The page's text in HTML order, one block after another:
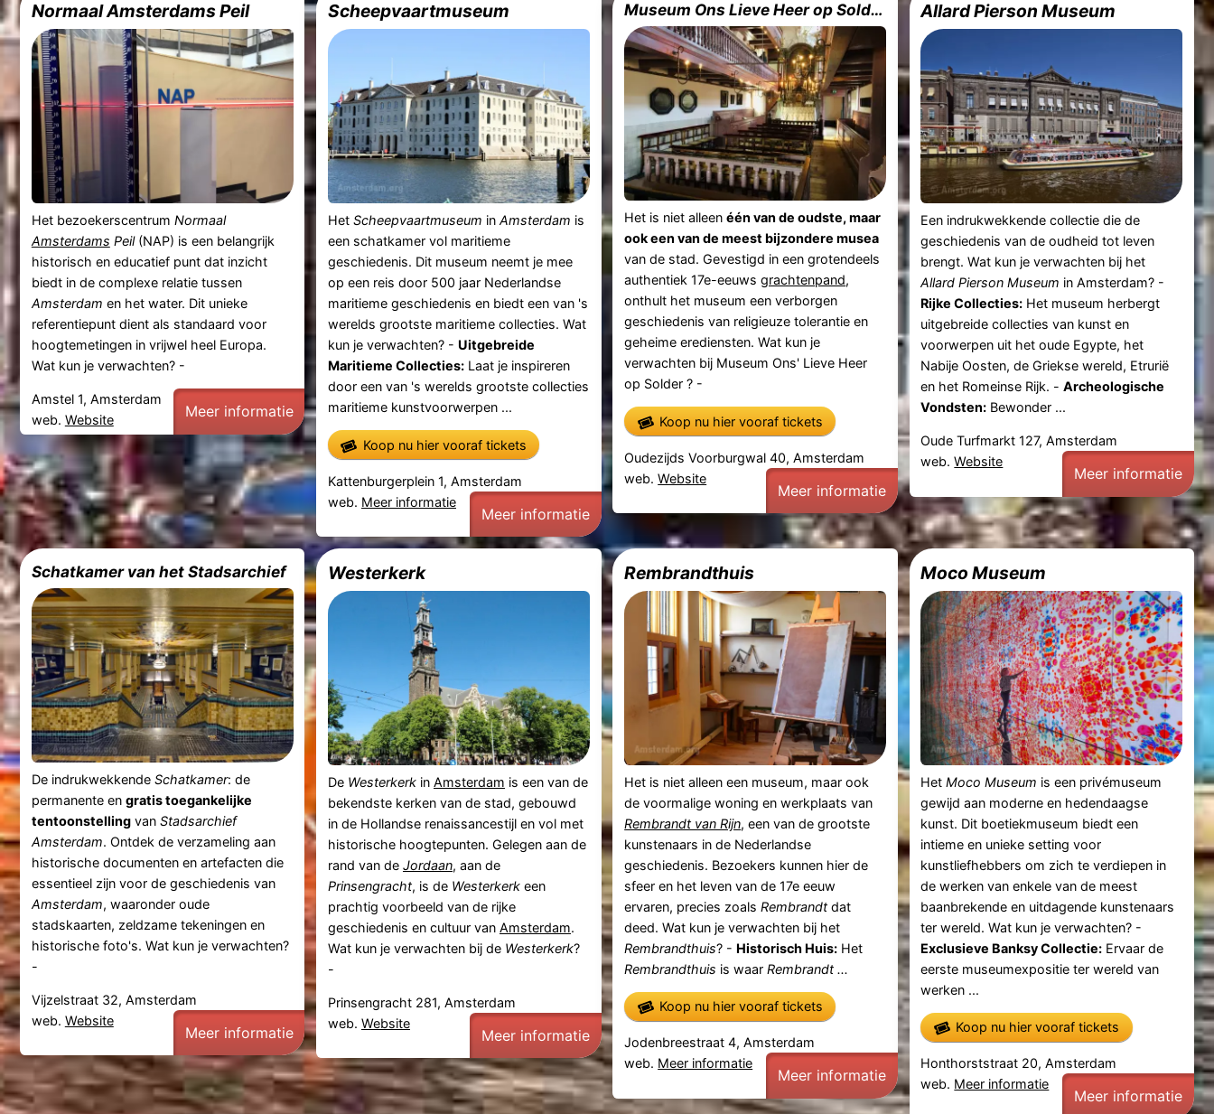
Normaal Amsterdams Peil
Het bezoekerscentrum Normaal
Amsterdams Peil(NAP) is een belangrijk
historisch en educatief punt dat inzicht
biedt in de complexe relatie tussen
Amsterdam en het water. Dit unieke
referentiepunt dient als standaard voor
hoogtemetingen in vrijwel heel Europa.
Wat kun je verwachten? -
Amstel 1, Amsterdam
web. Website Meer informatie
Scheepvaartmuseum
Het Scheepvaartmuseum in Amsterdam is
een schatkamer vol maritieme
geschiedenis. Dit museum neemt je mee
op een reis door 500 jaar Nederlandse
maritieme geschiedenis en biedt een van 's
werelds grootste maritieme collecties. Wat
kun je verwachten? - Uitgebreide
Maritieme Collecties:Laat je inspireren
door een van 's werelds grootste collecties
maritieme kunstvoorwerpen ...
Koop nu hier vooraf tickets
Kattenburgerplein 1, Amsterdam
web. Meer informatie
Meer informatie
Museum Ons Lieve Heer op Solder
Het is niet alleenéén van de oudste, maar
ook een van de meest bijzondere musea
van de stad. Gevestigd in een grotendeels
authentiek 17e-eeuwsgrachtenpand,
onthult het museum een verborgen
geschiedenis van religieuze tolerantie en
geheime erediensten. Wat kun je
verwachten bij Museum Ons' Lieve Heer
op Solder ? -
Koop nu hier vooraf tickets
Oudezijds Voorburgwal 40, Amsterdam
web.Website
Meer informatie
Allard Pierson Museum
Een indrukwekkende collectie die de
geschiedenis van de oudheid tot leven
brengt. Wat kun je verwachten bij het
Allard Pierson Museum in Amsterdam? -
Rijke Collecties: Het museum herbergt
uitgebreide collecties van kunst en
voorwerpen uit het oude Egypte, het
Nabije Oosten, de Griekse wereld, Etrurië
en het Romeinse Rijk. -Archeologische
Vondsten: Bewonder ...
Oude Turfmarkt 127, Amsterdam
web.Website
Meer informatie
Schatkamer van het Stadsarchief
De indrukwekkende Schatkamer: de
permanente en gratis toegankelijke
tentoonstellingvan Stadsarchief
Amsterdam. Ontdek de verzameling aan
historische documenten en artefacten die
essentieel zijn voor de geschiedenis van
Amsterdam, waaronder oude
stadskaarten, zeldzame tekeningen en
historische foto's. Wat kun je verwachten?
-
Vijzelstraat 32, Amsterdam
web. Website
Meer informatie
Westerkerk
De Westerkerkin Amsterdam is een van de
bekendste kerken van de stad, gebouwd
in de Hollandse renaissancestijl en vol met
historische hoogtepunten. Gelegen aan de
rand van de Jordaan, aan de
Prinsengracht, is de Westerkerkeen
prachtig voorbeeld van de rijke
geschiedenis en cultuur van Amsterdam.
Wat kun je verwachten bij de Westerkerk?
-
Prinsengracht 281, Amsterdam
web. Website
Meer informatie
Rembrandthuis
Het is niet alleen een museum, maar ook
de voormalige woning en werkplaats van
Rembrandt van Rijn, een van de grootste
kunstenaars in de Nederlandse
geschiedenis. Bezoekers kunnen hier de
sfeer en het leven van de 17e eeuw
ervaren, precies zoalsRembrandt dat
deed. Wat kun je verwachten bij het
Rembrandthuis? - Historisch Huis: Het
Rembrandthuis is waarRembrandt ...
Koop nu hier vooraf tickets
Jodenbreestraat 4, Amsterdam
web. Meer informatie
Meer informatie
Moco Museum
HetMoco Museum is een privémuseum
gewijd aan moderne en hedendaagse
kunst. Dit boetiekmuseum biedt een
intieme en unieke setting voor
kunstliefhebbers om zich te verdiepen in
de werken van enkele van de meest
baanbrekende en uitdagende kunstenaars
ter wereld. Wat kun je verwachten? -
Exclusieve Banksy Collectie: Ervaar de
eerste museumexpositie ter wereld van
werken ...
Koop nu hier vooraf tickets
Honthorststraat 20, Amsterdam
web. Meer informatie
Meer informatie